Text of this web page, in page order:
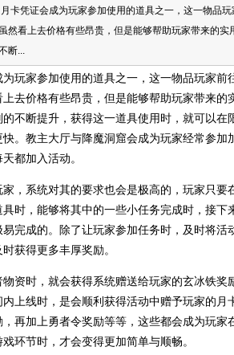
凭证会成为玩家参加使用的道具之一，这一物品玩
然看上去价格有些昂贵，但是能够帮助玩家带来的实
断...
为玩家参加使用的道具之一，这一物品玩家前
去价格有些昂贵，但是能够帮助玩家带来的
不断提升，获得这一道具使用时，就可以在
。教主大厅与降魔洞窟会成为玩家经常参加
都加入活动。
，系统对其的要求也会是极高的，玩家只要
时，能够将其中的一些小任务完成时，接下
完成的。除了让玩家参加任务时，及时将活
获得更多丰厚奖励。
资时，就会获得系统赠送给玩家的玄冰铁奖
上线时，是会顺利获得活动中赠予玩家的月
再加上勇者令奖励等等，这些都会成为玩家
环节时，才会变得更加简单与顺畅。